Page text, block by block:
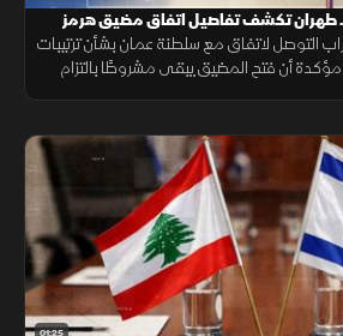
طهران تكشف تفاصيل اتفاق مضيق هرمز
التوصل لاتفاق مع سلطنة عمان بشأن ترتيبات
أن فتح المضيق يبقى مشروطًا بالتزام
01:25